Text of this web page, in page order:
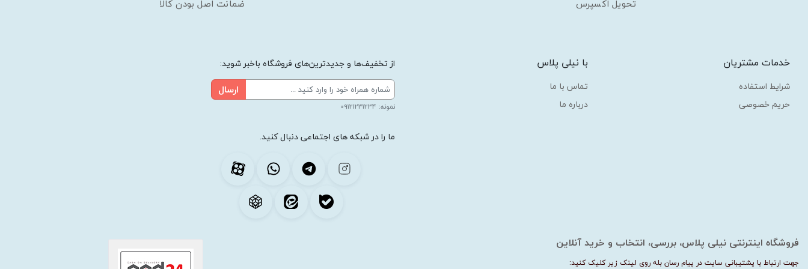
تحویل اکسپرس ضمانت اصل بودن کالا
خدمات مشتریان
شرایط استفاده
حریم خصوصی
با نیلی پلاس
تماس با ما
درباره ما
از تخفیف‌ها و جدیدترین‌های فروشگاه باخبر شوید:
ارسال
نمونه: 09121231234
ما را در شبکه های اجتماعی دنبال کنید.
فروشگاه اینترنتی نیلی پلاس، بررسی، انتخاب و خرید آنلاین
جهت ارتباط با پشتیبانی سایت در پیام رسان بله روی لینک زیر کلیک کنید: